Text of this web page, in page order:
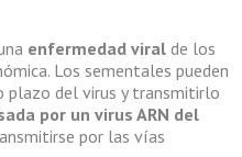
enfermedad viral de los
Los sementales pueden
plazo del virus y transmitirlo
por un virus ARN del
por las vías